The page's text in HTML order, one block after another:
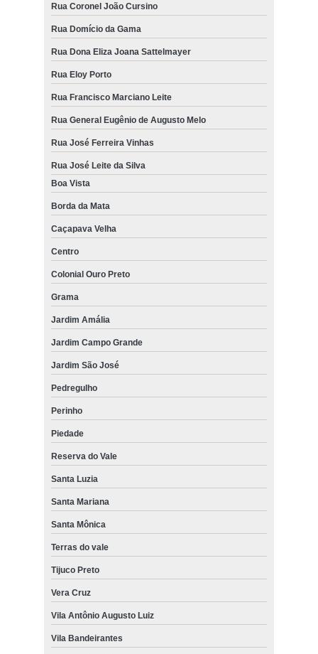
Rua Coronel João Cursino
Rua Domício da Gama
Rua Dona Eliza Joana Sattelmayer
Rua Eloy Porto
Rua Francisco Marciano Leite
Rua General Eugênio de Augusto Melo
Rua José Ferreira Vinhas
Rua José Leite da Silva
Boa Vista
Borda da Mata
Caçapava Velha
Centro
Colonial Ouro Preto
Grama
Jardim Amália
Jardim Campo Grande
Jardim São José
Pedregulho
Perinho
Piedade
Reserva do Vale
Santa Luzia
Santa Mariana
Santa Mônica
Terras do vale
Tijuco Preto
Vera Cruz
Vila Antônio Augusto Luiz
Vila Bandeirantes